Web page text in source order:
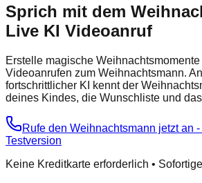
Sprich mit dem
Live KI Videoanruf
Erstelle magische
Videoanrufen zum Weihnachtsmann.
fortschrittlicher KI kennt der
deines Kindes, die Wunschliste und
Rufe den Weihnachtsmann jetzt an
Testversion
Keine Kreditkarte erforderlich •